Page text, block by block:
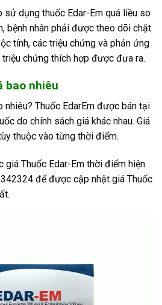
sử dụng thuốc Edar-Em quá liều so
bệnh nhân phải được theo dõi chặt
tính, các triệu chứng và phản ứng
chứng thích hợp được đưa ra.
bao nhiêu
nhiêu? Thuốc EdarEm được bán tại
do chính sách giá khác nhau. Giá
thuộc vào từng thời điểm.
Thuốc Edar-Em thời điểm hiện
để được cập nhật giá Thuốc